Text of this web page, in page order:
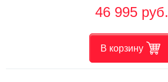
46 995 руб.
В корзину